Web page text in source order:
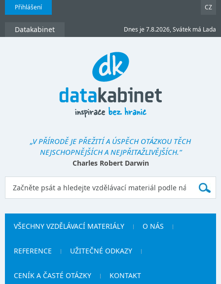
Přihlášení CZ
Datakabinet Dnes je 7.8.2026, Svátek má Lada
„V PŘÍRODĚ JE PŘEŽITÍ A ÚSPĚCH OTÁZKOU TĚCH
NEJSCHOPNĚJŠÍCH A NEJPŘITAŽLIVĚJŠÍCH.“
Charles Robert Darwin
VŠECHNY VZDĚLÁVACÍ MATERIÁLY O NÁS
REFERENCE UŽITEČNÉ ODKAZY
CENÍK A ČASTÉ OTÁZKY KONTAKT